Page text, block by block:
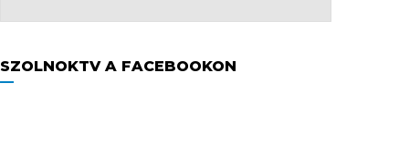
SZOLNOKTV A FACEBOOKON